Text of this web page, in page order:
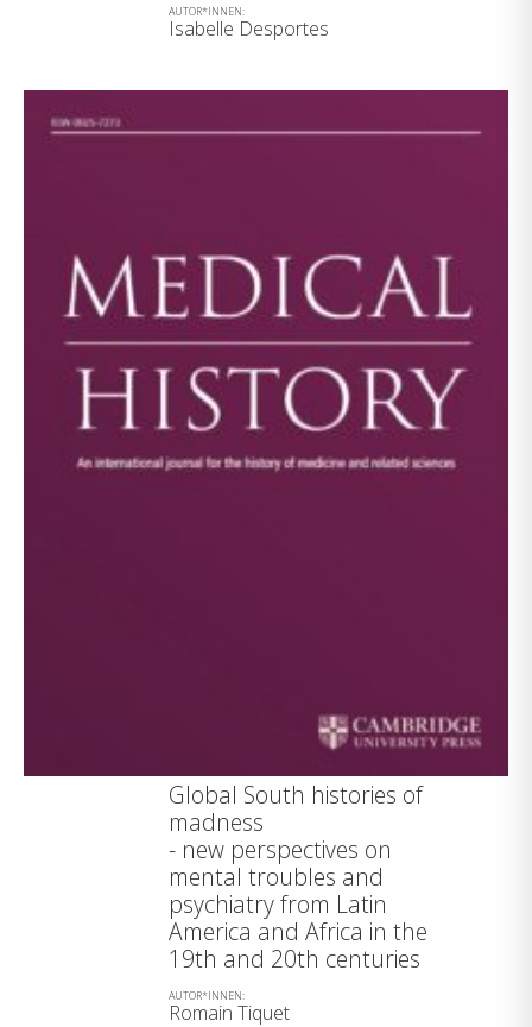
AUTOR*INNEN:
Isabelle Desportes
Global South histories of
madness
- new perspectives on
mental troubles and
psychiatry from Latin
America and Africa in the
19th and 20th centuries
AUTOR*INNEN:
Romain Tiquet